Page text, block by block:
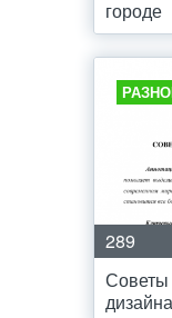
городе
289
Советы
дизайна